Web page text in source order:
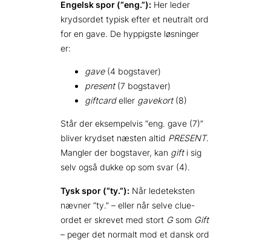
Engelsk spor (“eng.”): Her leder
krydsordet typisk efter et neutralt ord
for en gave. De hyppigste løsninger
er:
gave(4 bogstaver)
present(7 bogstaver)
giftcardeller gavekort(8)
Står der eksempelvis “eng. gave (7)”
bliver krydset næsten altid PRESENT.
Mangler der bogstaver, kan gifti sig
selv også dukke op som svar (4).
Tysk spor (“ty.”): Når ledeteksten
nævner “ty.” – eller når selve clue-
ordet er skrevet med stort Gsom Gift
– peger det normalt mod et dansk ord